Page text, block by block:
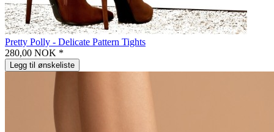
Pretty Polly - Delicate Pattern Tights
280,00 NOK *
Legg til ønskeliste